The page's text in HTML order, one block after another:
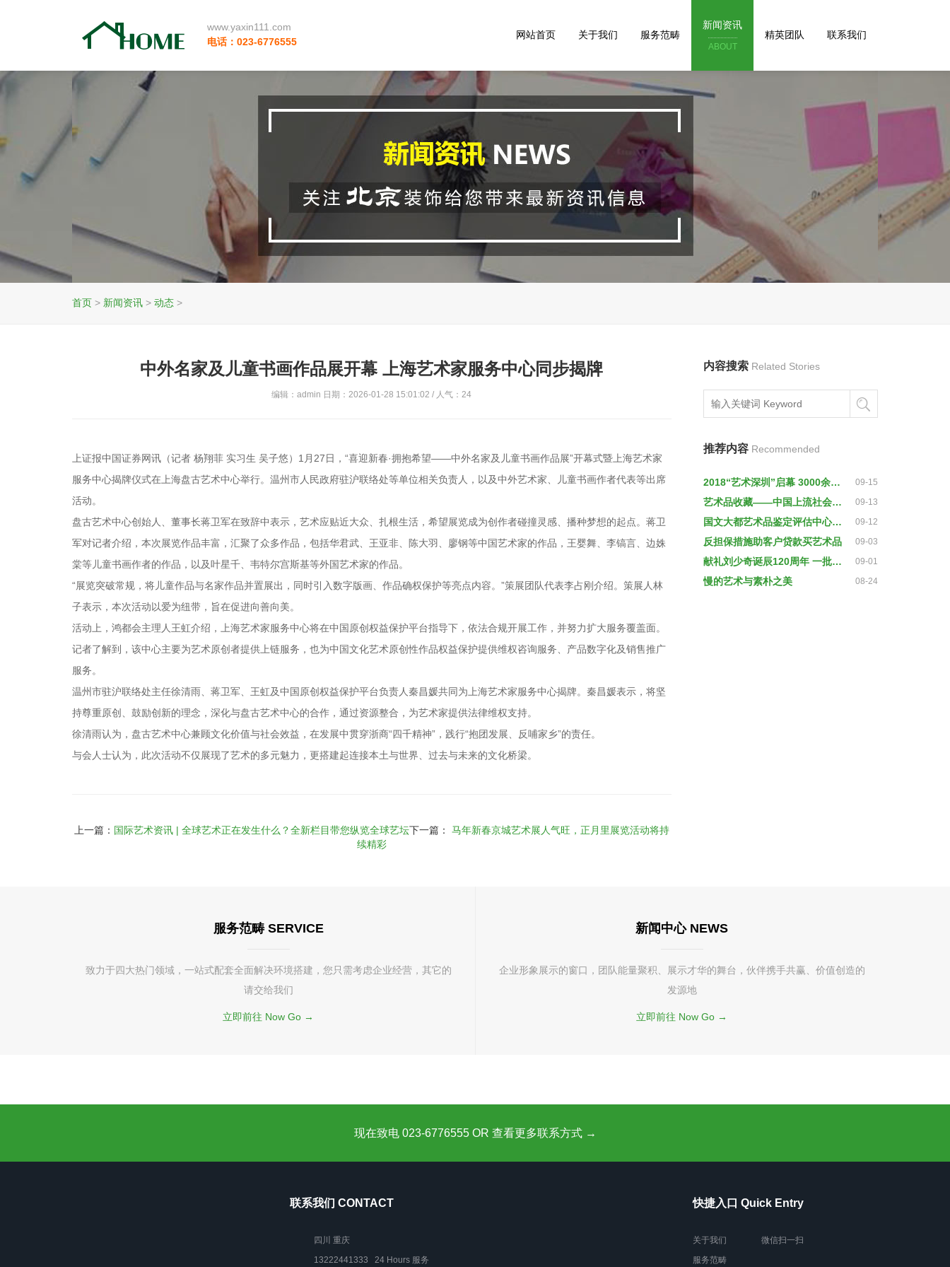
www.yaxin111.com
电话：023-6776555
网站首页 关于我们 服务范畴
新闻资讯
ABOUT
精英团队 联系我们
首页 > 新闻资讯 > 动态 >
中外名家及儿童书画作品展开幕 上海艺术家服务中心同步揭牌
编辑：admin 日期：2026-01-28 15:01:02 / 人气：24
上证报中国证券网讯（记者 杨翔菲 实习生 吴子悠）1月27日，“喜迎新春·拥抱希望——中外名家及儿童书画作品展”开幕式暨上海艺术家
服务中心揭牌仪式在上海盘古艺术中心举行。温州市人民政府驻沪联络处等单位相关负责人，以及中外艺术家、儿童书画作者代表等出席
活动。
盘古艺术中心创始人、董事长蒋卫军在致辞中表示，艺术应贴近大众、扎根生活，希望展览成为创作者碰撞灵感、播种梦想的起点。蒋卫
军对记者介绍，本次展览作品丰富，汇聚了众多作品，包括华君武、王亚非、陈大羽、廖钢等中国艺术家的作品，王婴舞、李镐言、边姝
棠等儿童书画作者的作品，以及叶星千、韦特尔宫斯基等外国艺术家的作品。
“展览突破常规，将儿童作品与名家作品并置展出，同时引入数字版画、作品确权保护等亮点内容。”策展团队代表李占刚介绍。策展人林
子表示，本次活动以爱为纽带，旨在促进向善向美。
活动上，鸿都会主理人王虹介绍，上海艺术家服务中心将在中国原创权益保护平台指导下，依法合规开展工作，并努力扩大服务覆盖面。
记者了解到，该中心主要为艺术原创者提供上链服务，也为中国文化艺术原创性作品权益保护提供维权咨询服务、产品数字化及销售推广
服务。
温州市驻沪联络处主任徐清雨、蒋卫军、王虹及中国原创权益保护平台负责人秦昌媛共同为上海艺术家服务中心揭牌。秦昌媛表示，将坚
持尊重原创、鼓励创新的理念，深化与盘古艺术中心的合作，通过资源整合，为艺术家提供法律维权支持。
徐清雨认为，盘古艺术中心兼顾文化价值与社会效益，在发展中贯穿浙商“四千精神”，践行“抱团发展、反哺家乡”的责任。
与会人士认为，此次活动不仅展现了艺术的多元魅力，更搭建起连接本土与世界、过去与未来的文化桥梁。
上一篇： 国际艺术资讯 | 全球艺术正在发生什么？全新栏目带您纵览全球艺坛下一篇： 马年新春京城艺术展人气旺，正月里展览活动将持
续精彩
内容搜索 Related Stories
推荐内容 Recommended
2018“艺术深圳”启幕 3000余件艺术品让你大饱眼福 09-15
艺术品收藏——中国上流社会的最高机密 09-13
国文大都艺术品鉴定评估中心成立 09-12
反担保措施助客户贷款买艺术品 09-03
献礼刘少奇诞辰120周年 一批艺术品预计11月面世 09-01
慢的艺术与素朴之美 08-24
服务范畴 SERVICE
致力于四大热门领域，一站式配套全面解决环境搭建，您只需考虑企业经营，其它的
请交给我们
立即前往 Now Go →
新闻中心 NEWS
企业形象展示的窗口，团队能量聚积、展示才华的舞台，伙伴携手共赢、价值创造的
发源地
立即前往 Now Go →
现在致电 023-6776555 OR 查看更多联系方式 →
联系我们 CONTACT
四川 重庆
13222441333 24 Hours 服务
快捷入口 Quick Entry
关于我们
服务范畴
微信扫一扫